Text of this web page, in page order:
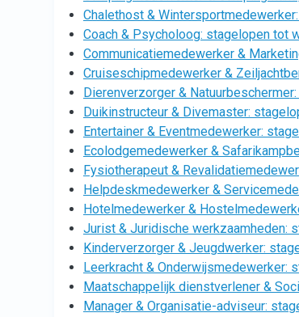
Chalethost &
Coach & Psycholoog: stagelopen tot
Communicatiemedewerker &
Cruiseschipmedewerker &
Dierenverzorger &
Duikinstructeur & Divemaster:
Entertainer & Eventmedewerker:
Ecolodgemedewerker &
Fysiotherapeut &
Helpdeskmedewerker &
Hotelmedewerker &
Jurist & Juridische werkzaamheden:
Kinderverzorger & Jeugdwerker:
Leerkracht & Onderwijsmedewerker:
Maatschappelijk dienstverlener &
Manager & Organisatie-adviseur: